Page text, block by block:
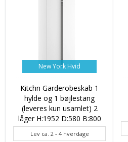
New York Hvid
Kitchn Garderobeskab 1
hylde og 1 bøjlestang
(leveres kun usamlet) 2
låger H:1952 D:580 B:800
Lev ca. 2 - 4 hverdage